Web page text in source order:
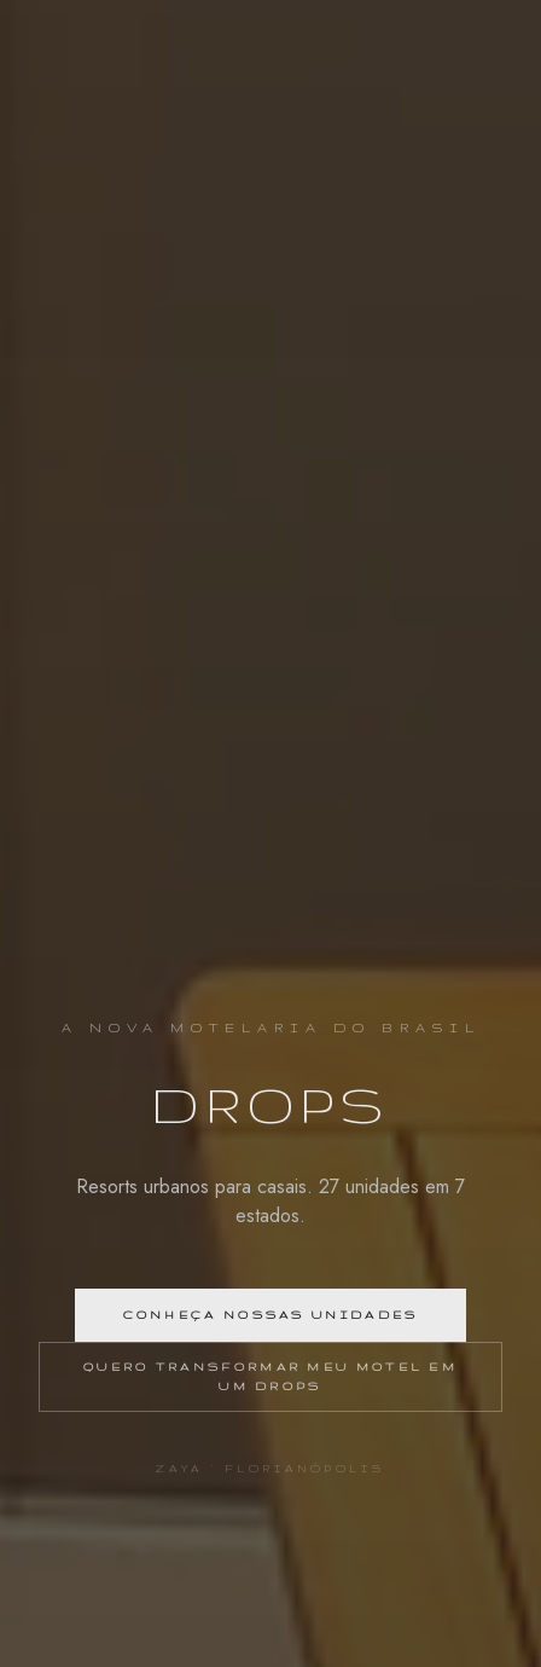
A NOVA MOTELARIA DO BRASIL
DROPS
Resorts urbanos para casais. 27 unidades em 7
estados.
CONHEÇA NOSSAS UNIDADES
QUERO TRANSFORMAR MEU MOTEL EM
UM DROPS
ZAYA · FLORIANÓPOLIS